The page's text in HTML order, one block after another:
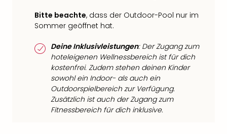
Bitte beachte, dass der Outdoor-Pool nur im
Sommer geöffnet hat.
Deine Inklusivleistungen: Der Zugang zum
hoteleigenen Wellnessbereich ist für dich
kostenfrei. Zudem stehen deinen Kinder
sowohl ein Indoor- als auch ein
Outdoorspielbereich zur Verfügung.
Zusätzlich ist auch der Zugang zum
Fitnessbereich für dich inklusive.